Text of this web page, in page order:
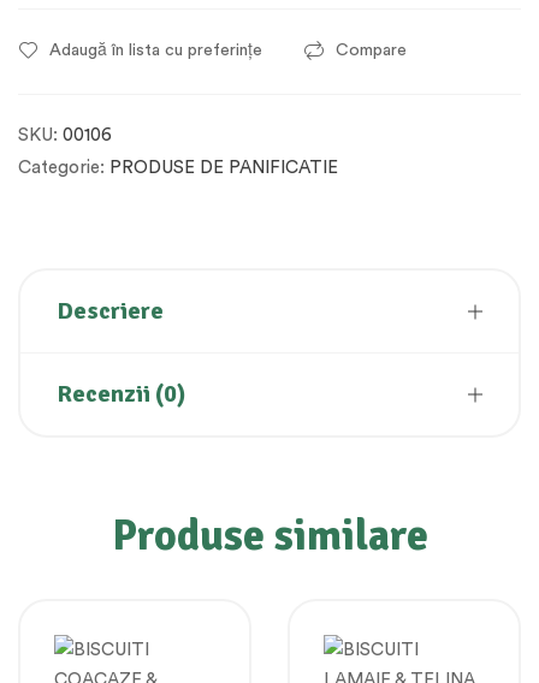
Adaugă în lista cu preferințe Compare
SKU: 00106
Categorie: PRODUSE DE PANIFICATIE
Descriere
Recenzii (0)
Produse similare